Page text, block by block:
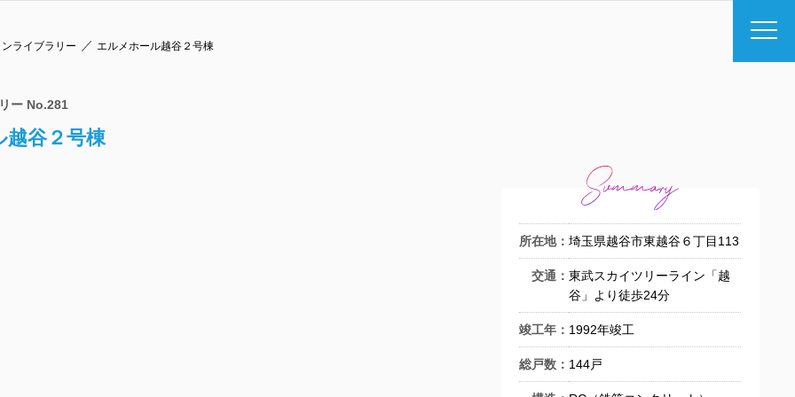
ライブラリー エルメホール越谷２号棟
ー No.281
谷２号棟
所在地：埼玉県越谷市東越谷６丁目113
交通：東武スカイツリーライン「越
谷」より徒歩24分
竣工年： 1992年竣工
総戸数： 144戸